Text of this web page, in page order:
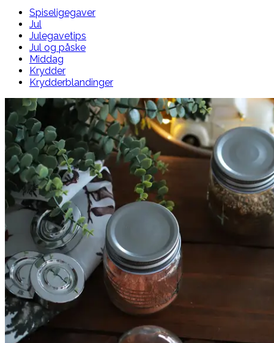
Spiseligegaver
Jul
Julegavetips
Jul og påske
Middag
Krydder
Krydderblandinger